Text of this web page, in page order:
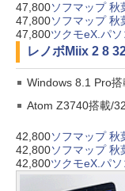
47,800ソフマップ 秋
47,800ソフマップ 秋
47,800ツクモeX.パ
レノボMiix 2 8
Windows 8.1 Pro搭
Atom Z3740搭載/
42,800ソフマップ 秋
42,800ソフマップ 秋
42,800ツクモeX.パ